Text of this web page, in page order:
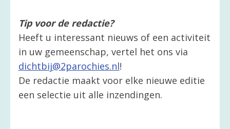
Tip voor de redactie?
Heeft u interessant nieuws of een activiteit
in uw gemeenschap, vertel het ons via
dichtbij@2parochies.nl!
De redactie maakt voor elke nieuwe editie
een selectie uit alle inzendingen.